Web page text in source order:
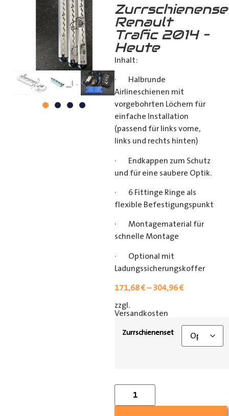
Renault
Trafic 2014 –
Heute
Inhalt:
· Halbrunde
Airlineschienen mit
vorgebohrten Löchern für
einfache Installation
(passend für links vorne,
links und rechts hinten)
· Endkappen zum Schutz
und für eine saubere Optik.
· 6 Fittinge Ringe als
flexible Befestigungspunkt
· Montagematerial für
schnelle Montage
· Optional mit
Ladungssicherungskoffer
171,68€–304,96€
zzgl.
Versandkosten
Zurrschienenset